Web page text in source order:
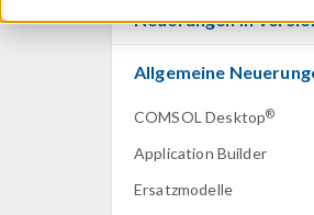
Neuerungen in
Allgemeine
COMSOL Desktop®
Application Builder
Ersatzmodelle